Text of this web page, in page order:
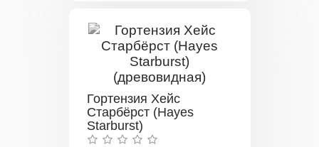
Гортензия Хейс
Старбёрст (Hayes
Starburst)
(древовидная)